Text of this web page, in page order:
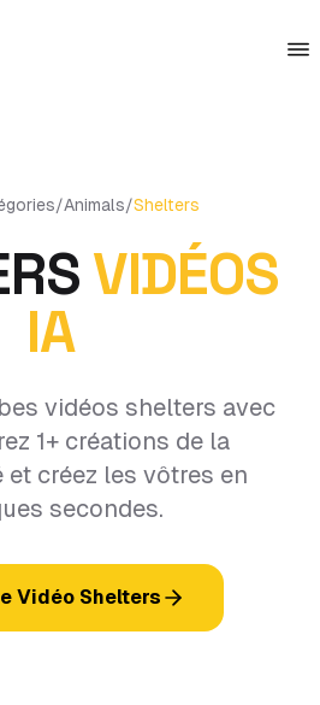
/Animals/Shelters
VIDÉOS
IA
vidéos shelters avec
1+ créations de la
créez les vôtres en
secondes.
Vidéo Shelters